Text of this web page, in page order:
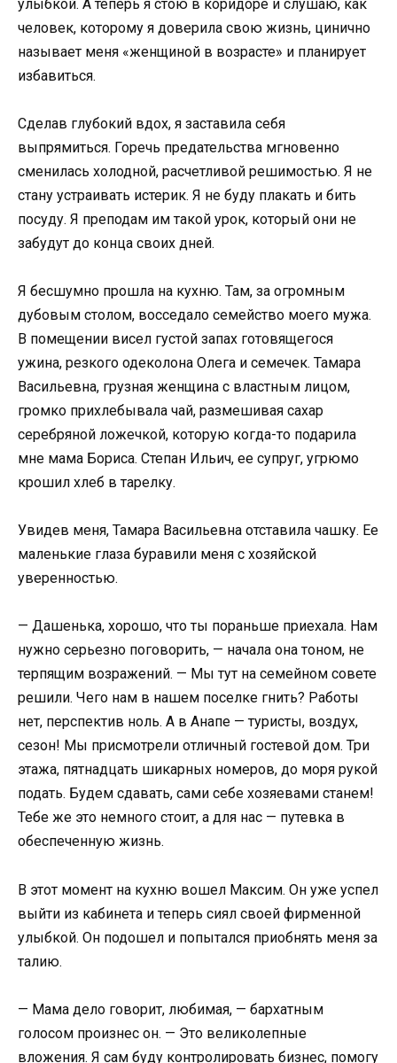
улыбкой. А теперь я стою в коридоре и слушаю, как
человек, которому я доверила свою жизнь, цинично
называет меня «женщиной в возрасте» и планирует
избавиться.
Сделав глубокий вдох, я заставила себя
выпрямиться. Горечь предательства мгновенно
сменилась холодной, расчетливой решимостью. Я не
стану устраивать истерик. Я не буду плакать и бить
посуду. Я преподам им такой урок, который они не
забудут до конца своих дней.
Я бесшумно прошла на кухню. Там, за огромным
дубовым столом, восседало семейство моего мужа.
В помещении висел густой запах готовящегося
ужина, резкого одеколона Олега и семечек. Тамара
Васильевна, грузная женщина с властным лицом,
громко прихлебывала чай, размешивая сахар
серебряной ложечкой, которую когда-то подарила
мне мама Бориса. Степан Ильич, ее супруг, угрюмо
крошил хлеб в тарелку.
Увидев меня, Тамара Васильевна отставила чашку. Ее
маленькие глаза буравили меня с хозяйской
уверенностью.
— Дашенька, хорошо, что ты пораньше приехала. Нам
нужно серьезно поговорить, — начала она тоном, не
терпящим возражений. — Мы тут на семейном совете
решили. Чего нам в нашем поселке гнить? Работы
нет, перспектив ноль. А в Анапе — туристы, воздух,
сезон! Мы присмотрели отличный гостевой дом. Три
этажа, пятнадцать шикарных номеров, до моря рукой
подать. Будем сдавать, сами себе хозяевами станем!
Тебе же это немного стоит, а для нас — путевка в
обеспеченную жизнь.
В этот момент на кухню вошел Максим. Он уже успел
выйти из кабинета и теперь сиял своей фирменной
улыбкой. Он подошел и попытался приобнять меня за
талию.
— Мама дело говорит, любимая, — бархатным
голосом произнес он. — Это великолепные
вложения. Я сам буду контролировать бизнес, помогу